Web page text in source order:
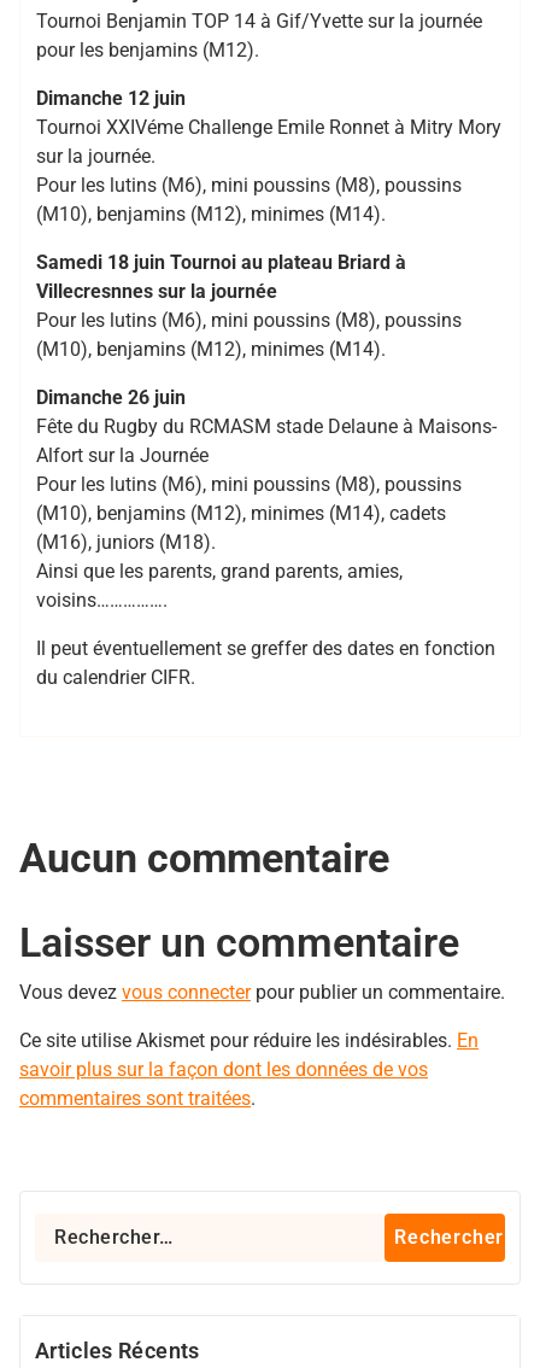
Tournoi Benjamin TOP 14 à Gif/Yvette sur la journée
pour les benjamins (M12).
Dimanche 12 juin
Tournoi XXIVéme Challenge Emile Ronnet à Mitry Mory
sur la journée.
Pour les lutins (M6), mini poussins (M8), poussins
(M10), benjamins (M12), minimes (M14).
Samedi 18 juin Tournoi au plateau Briard à
Villecresnnes sur la journée
Pour les lutins (M6), mini poussins (M8), poussins
(M10), benjamins (M12), minimes (M14).
Dimanche 26 juin
Fête du Rugby du RCMASM stade Delaune à Maisons-
Alfort sur la Journée
Pour les lutins (M6), mini poussins (M8), poussins
(M10), benjamins (M12), minimes (M14), cadets
(M16), juniors (M18).
Ainsi que les parents, grand parents, amies,
voisins…………….
Il peut éventuellement se greffer des dates en fonction
du calendrier CIFR.
Aucun commentaire
Laisser un commentaire
Vous devez vous connecterpour publier un commentaire.
Ce site utilise Akismet pour réduire les indésirables. En
savoir plus sur la façon dont les données de vos
commentaires sont traitées.
Rechercher :
Articles Récents